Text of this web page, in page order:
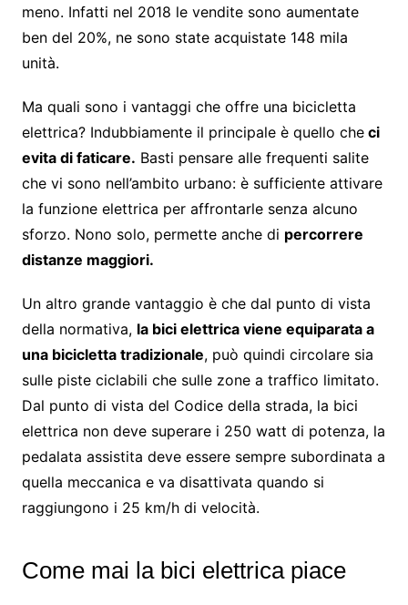
meno. Infatti nel 2018 le vendite sono aumentate
ben del 20%, ne sono state acquistate 148 mila
unità.
Ma quali sono i vantaggi che offre una bicicletta
elettrica? Indubbiamente il principale è quello checi
evita di faticare. Basti pensare alle frequenti salite
che vi sono nell’ambito urbano: è sufficiente attivare
la funzione elettrica per affrontarle senza alcuno
sforzo. Nono solo, permette anche di percorrere
distanze maggiori.
Un altro grande vantaggio è che dal punto di vista
della normativa, la bici elettrica viene equiparata a
una bicicletta tradizionale, può quindi circolare sia
sulle piste ciclabili che sulle zone a traffico limitato.
Dal punto di vista del Codice della strada, la bici
elettrica non deve superare i 250 watt di potenza, la
pedalata assistita deve essere sempre subordinata a
quella meccanica e va disattivata quando si
raggiungono i 25 km/h di velocità.
Come mai la bici elettrica piace